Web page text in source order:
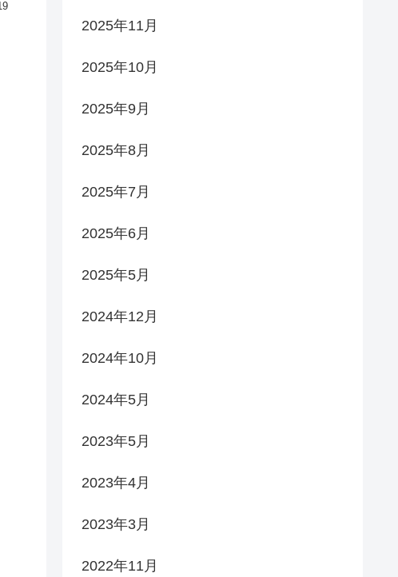
2025年11月
2025年10月
2025年9月
2025年8月
2025年7月
2025年6月
2025年5月
2024年12月
2024年10月
2024年5月
2023年5月
2023年4月
2023年3月
2022年11月